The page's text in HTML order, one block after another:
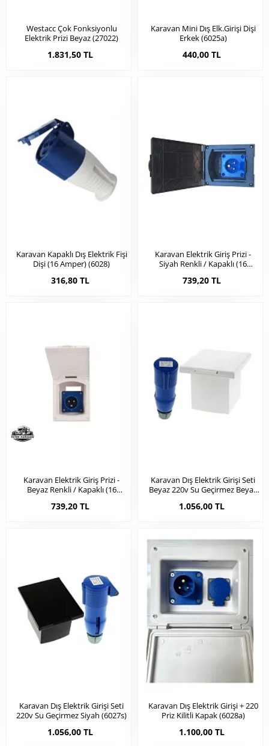
Westacc Çok Fonksiyonlu
Elektrik Prizi Beyaz (27022)
1.831,50 TL
Karavan Mini Dış Elk.girişi Dişi
Erkek (6025a)
440,00 TL
Karavan Kapaklı Dış Elektrik Fişi
Dişi (16 Amper) (6028)
316,80 TL
Karavan Elektrik Giriş Prizi -
Siyah Renkli / Kapaklı (16
739,20 TL
Karavan Elektrik Giriş Prizi -
Beyaz Renkli / Kapaklı (16
739,20 TL
Karavan Dış Elektrik Girişi Seti
Beyaz 220v Su Geçirmez Beyaz
1.056,00 TL
Karavan Dış Elektrik Girişi Seti
220v Su Geçirmez Siyah (6027s)
1.056,00 TL
Karavan Dış Elektrik Girişi + 220
Priz Kilitli Kapak (6028a)
1.100,00 TL